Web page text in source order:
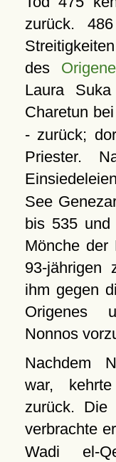
zurück.
des
Laura
Charetun
- zurück;
Priester.
See
bis 535
Mönche der
93-jährigen
ihm gegen
Origenes
Nonnos
Nachdem
war,
zurück. Die
verbrachte
Wadi el-